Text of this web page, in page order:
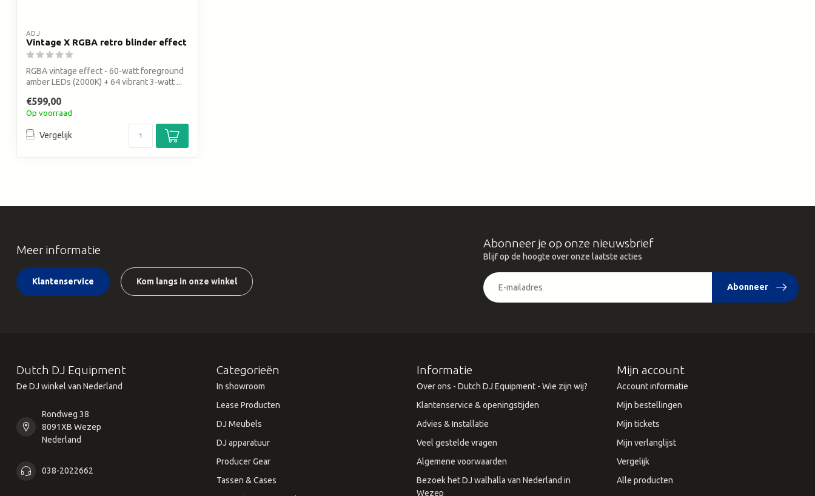
ADJ
Vintage X RGBA retro blinder effect
RGBA vintage effect - 60-watt foreground
amber LEDs (2000K) + 64 vibrant 3-watt ...
€599,00
Op voorraad
Vergelijk
Meer informatie
Klantenservice Kom langs in onze winkel
Abonneer je op onze nieuwsbrief
Blijf op de hoogte over onze laatste acties
Abonneer
Dutch DJ Equipment
De DJ winkel van Nederland
Rondweg 38
8091XB Wezep
Nederland
038-2022662
Categorieën
In showroom
Lease Producten
DJ Meubels
DJ apparatuur
Producer Gear
Tassen & Cases
Informatie
Over ons - Dutch DJ Equipment - Wie zijn wij?
Klantenservice & openingstijden
Advies & Installatie
Veel gestelde vragen
Algemene voorwaarden
Bezoek het DJ walhalla van Nederland in
Wezep
Mijn account
Account informatie
Mijn bestellingen
Mijn tickets
Mijn verlanglijst
Vergelijk
Alle producten